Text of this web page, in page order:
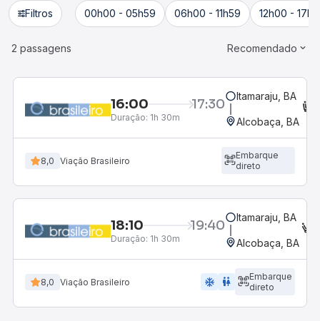
Filtros 00h00 - 05h59 06h00 - 11h59 12h00 -
2 passagens Recomendado
16:00 17:30
Duração: 1h 30m
Itamaraju, BA
Alcobaça, BA
8,0 Viação Brasileiro
Embarque
direto
18:10 19:40
Duração: 1h 30m
Itamaraju, BA
Alcobaça, BA
8,0 Viação Brasileiro ac_unit wc
Embarque
direto